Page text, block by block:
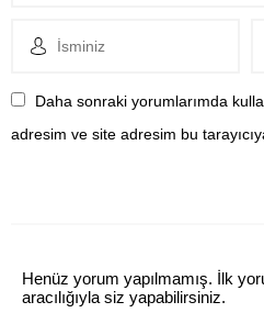
Daha sonraki yorumlarımda
adresim ve site adresim bu
Henüz yorum yapılmamış. İlk
aracılığıyla siz yapabilirsiniz.